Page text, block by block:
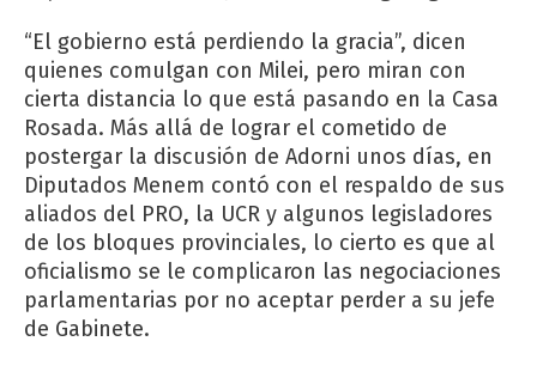
“El gobierno está perdiendo la gracia”, dicen
quienes comulgan con Milei, pero miran con
cierta distancia lo que está pasando en la Casa
Rosada. Más allá de lograr el cometido de
postergar la discusión de Adorni unos días, en
Diputados Menem contó con el respaldo de sus
aliados del PRO, la UCR y algunos legisladores
de los bloques provinciales, lo cierto es que al
oficialismo se le complicaron las negociaciones
parlamentarias por no aceptar perder a su jefe
de Gabinete.